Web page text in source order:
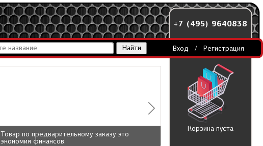
Товар по предварительному заказу это
экономия финансов.
+7 (495) 9640838
Вход / Регистрация
Корзина пуста